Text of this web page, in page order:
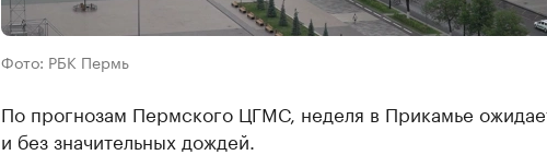
Фото: РБК Пермь
По прогнозам Пермского ЦГМС, неделя в Прикамье
и без значительных дождей.